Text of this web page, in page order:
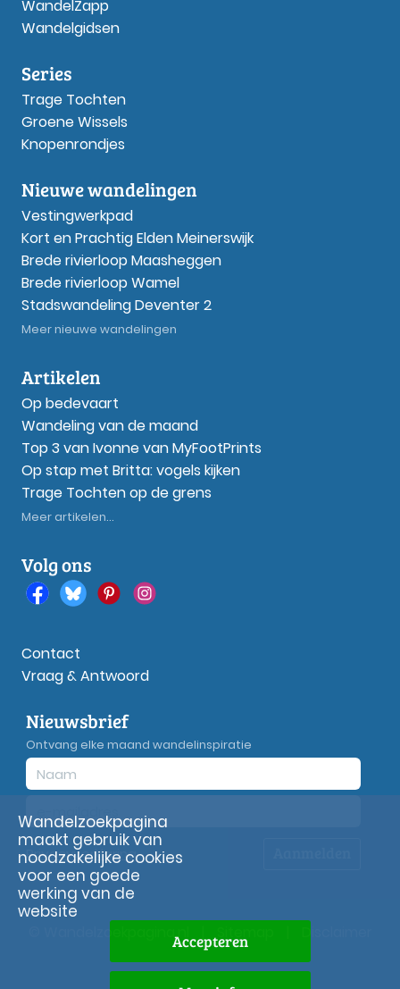
WandelZapp
Wandelgidsen
Series
Trage Tochten
Groene Wissels
Knopenrondjes
Nieuwe wandelingen
Vestingwerkpad
Kort en Prachtig Elden Meinerswijk
Brede rivierloop Maasheggen
Brede rivierloop Wamel
Stadswandeling Deventer 2
Meer nieuwe wandelingen
Artikelen
Op bedevaart
Wandeling van de maand
Top 3 van Ivonne van MyFootPrints
Op stap met Britta: vogels kijken
Trage Tochten op de grens
Meer artikelen...
Volg ons
Contact
Vraag & Antwoord
Nieuwsbrief
Ontvang elke maand wandelinspiratie
Privacyverklaring
© Wandelzoekpagina.nl
Wandelzoekpagina
maakt gebruik van
noodzakelijke cookies
voor een goede
werking van de
website
Accepteren